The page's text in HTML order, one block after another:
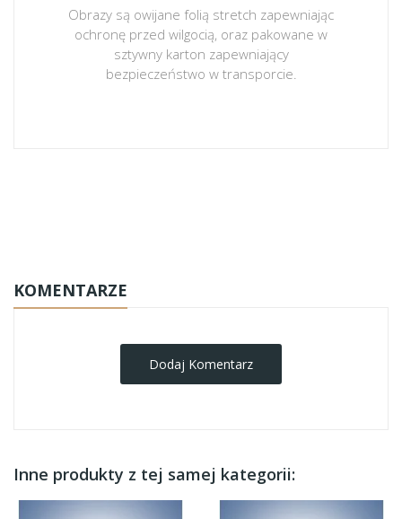
Obrazy są owijane folią stretch zapewniając
ochronę przed wilgocią, oraz pakowane w
sztywny karton zapewniający
bezpieczeństwo w transporcie.
KOMENTARZE
Dodaj Komentarz
Inne produkty z tej samej kategorii: